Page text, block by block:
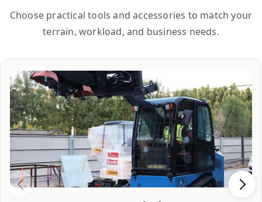
Choose practical tools and accessories to match your
terrain, workload, and business needs.